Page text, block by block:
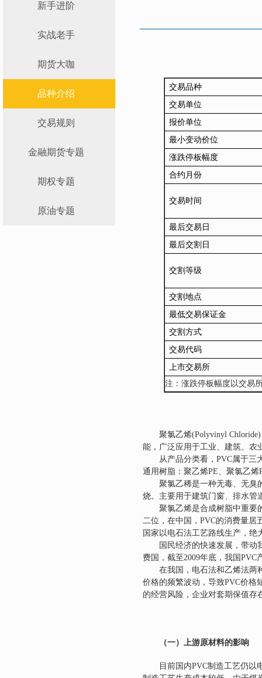
新手进阶
实战老手
期货大咖
品种介绍
交易规则
金融期货专题
期权专题
原油专题
交易品种
交易单位
报价单位
最小变动价位
涨跌停板幅度
合约月份
交易时间
最后交易日
最后交割日
交割等级
交割地点
最低交易保证金
交割方式
交易代码
上市交易所
注：涨跌停板幅度以交易
聚氯乙烯(Polyvinyl Chloride)
能，广泛应用于工业、建筑、农
从产品分类看， PVC属于三
通用树脂：聚乙烯PE、聚氯乙烯
聚氯乙稀是一种无毒、无臭
烧。主要用于建筑门窗、排水管
聚氯乙烯是合成树脂中重要
二位，在中国， PVC的消费量居
国家以电石法工艺路线生产，
国民经济的快速发展，带动
费国，截至2009年底，我国 PVC
在我国，电石法和乙烯法两
价格的频繁波动，导致PVC价格
的经营风险，企业对套期保值存
（一） 上游原材料的影响
目前国内PVC制造工艺仍以